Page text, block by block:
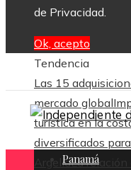
de Privacidad.
Ok, acepto
Tendencia
Las 15
mercado global
turística en la
diversificados
ArgeliaLa
Panamá